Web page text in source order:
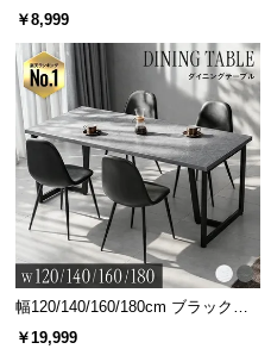
￥8,999
幅120/140/160/180cm ブラックフ
レーム ダイニング 大理石調 4人掛
￥19,999